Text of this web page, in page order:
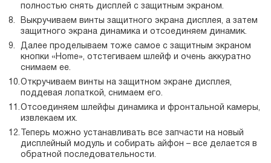
полностью снять дисплей с защитным экраном.
Выкручиваем винты защитного экрана дисплея, а затем
защитного экрана динамика и отсоединяем динамик.
Далее проделываем тоже самое с защитным экраном
кнопки «Home», отстегиваем шлейф и очень аккуратно
снимаем ее.
Откручиваем винты на защитном экране дисплея,
поддевая лопаткой, снимаем его.
Отсоединяем шлейфы динамика и фронтальной камеры,
извлекаем их.
Теперь можно устанавливать все запчасти на новый
дисплейный модуль и собирать айфон – все делается в
обратной последовательности.